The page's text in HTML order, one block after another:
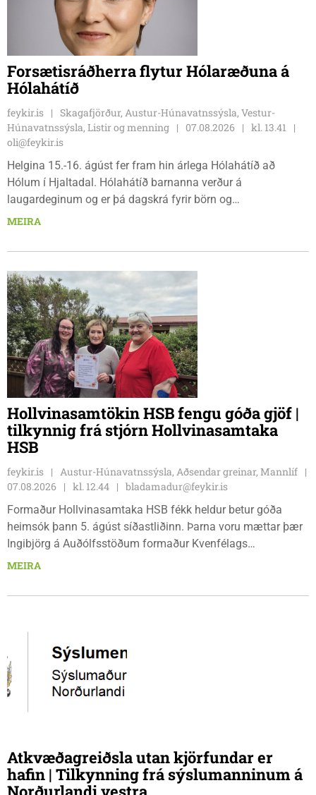
Forsætisráðherra flytur Hólaræðuna á
Hólahátíð
feykir.is
Skagafjörður, Austur-Húnavatnssýsla, Vestur-
Húnavatnssýsla, Listir og menning
07.08.2026
kl. 13.41
oli@feykir.is
Helgina 15.-16. ágúst fer fram hin árlega Hólahátíð að
Hólum í Hjaltadal. Hólahátíð barnanna verður á
laugardeginum og er þá dagskrá fyrir börn og
fjölskyldur.Lydía Einarsdóttir svæðisstjóri æskulýðsmála og
MEIRA
Hollvinasamtökin HSB fengu góða gjöf |
tilkynnig frá stjórn Hollvinasamtaka
HSB
feykir.is
Austur-Húnavatnssýsla, Aðsendar greinar, Mannlíf
07.08.2026
kl. 12.44
bladamadur@feykir.is
Formaður Hollvinasamtaka HSB fékk heldur betur góða
heimsók þann 5. ágúst síðastliðinn. Þarna voru mættar þær
Ingibjörg á Auðólfsstöðum formaður Kvenfélags
Bólstaðarhlíðarhrepps og Guðrún á Auðkúlu formaður
gjafabréf að upphæð kr: 737.800 upp í kaup á
MEIRA
Atkvæðagreiðsla utan kjörfundar er
hafin | Tilkynning frá sýslumanninum á